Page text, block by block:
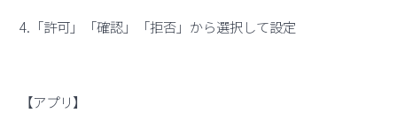
4.「許可」「確認」「拒否」から選択して設定
【アプリ】